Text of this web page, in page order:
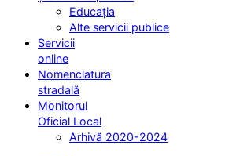
Educația
Alte servicii publice
Servicii
online
Nomenclatura
stradală
Monitorul
Oficial Local
Arhivă 2020-2024